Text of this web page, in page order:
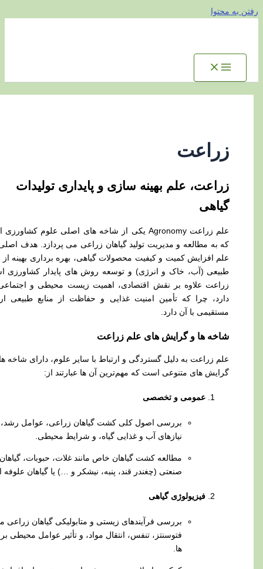
علم بهینه سازی و پایداری تولیدات
علم زراعت Agronomy یکی از شاخه‌ های اصلی علوم کشاورزی است
به مطالعه و مدیریت تولید گیاهان زراعی می‌ پردازد. هدف اصلی این
افزایش کمیت و کیفیت محصولات گیاهی، بهره‌ برداری بهینه از منابع
(آب، خاک و انرژی) و توسعه روش‌ های پایدار کشاورزی است.
علاوه بر نقش اقتصادی، اهمیت زیست‌ محیطی و اجتماعی نیز
چرا که تأمین امنیت غذایی و حفاظت از منابع طبیعی ارتباط
با آن دارد.
ها و گرایش‌ های علم زراعت
زراعت به دلیل گستردگی و ارتباط با سایر علوم، دارای شاخه‌ ها و
های متنوعی است که مهم‌ترین آن‌ ها عبارتند از:
عمومی و تخصصی
بررسی اصول کلی کشت گیاهان زراعی، عوامل رشد،
نیازهای آب و غذایی گیاه، و شرایط محیطی.
مطالعه کشت گیاهان خاص مانند غلات، حبوبات، گیاهان
صنعتی (چغندر قند، پنبه، نیشکر و …) یا گیاهان علوفه‌ ای.
فیزیولوژی گیاهی
بررسی فرآیندهای زیستی و متابولیکی گیاهان زراعی مانند
فتوسنتز، تنفس، انتقال مواد، و تأثیر عوامل محیطی بر آن‌